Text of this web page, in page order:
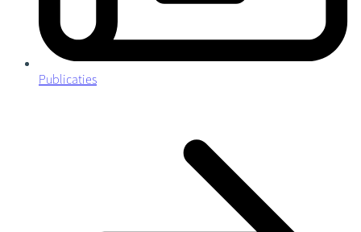
Publicaties